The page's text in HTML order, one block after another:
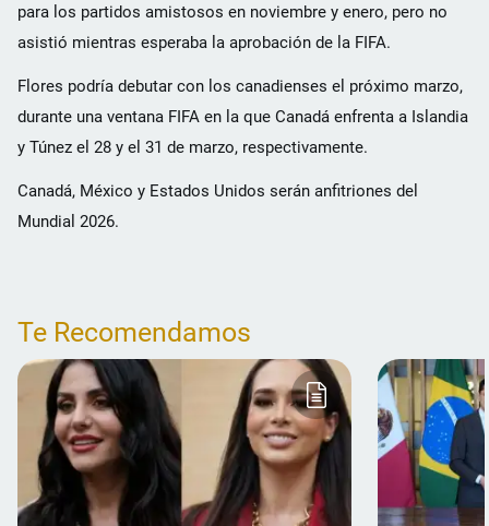
para los partidos amistosos en noviembre y enero, pero no
asistió mientras esperaba la aprobación de la FIFA.
Flores podría debutar con los canadienses el próximo marzo,
durante una ventana FIFA en la que Canadá enfrenta a Islandia
y Túnez el 28 y el 31 de marzo, respectivamente.
Canadá, México y Estados Unidos serán anfitriones del
Mundial 2026.
Te Recomendamos